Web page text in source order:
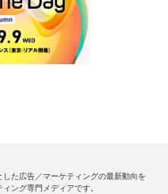
た広告／マーケティングの最新動向を
ング専門メディアです。